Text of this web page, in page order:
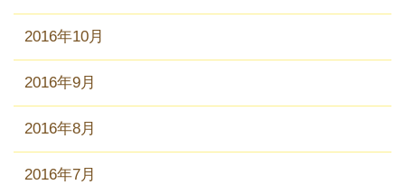
2016年10月
2016年9月
2016年8月
2016年7月